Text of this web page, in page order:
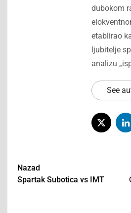
dubokom
etablirao
ljubitelje
analizu
See
Post
Nazad
Spartak Subotica vs IMT